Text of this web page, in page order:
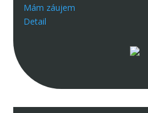
Mám záujem
Detail